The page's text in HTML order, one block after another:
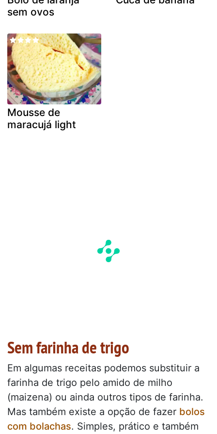
sem ovos
Mousse de
maracujá light
Sem farinha de trigo
Em algumas receitas podemos substituir a
farinha de trigo pelo amido de milho
(maizena) ou ainda outros tipos de farinha.
Mas também existe a opção de fazer bolos
com bolachas. Simples, prático e também